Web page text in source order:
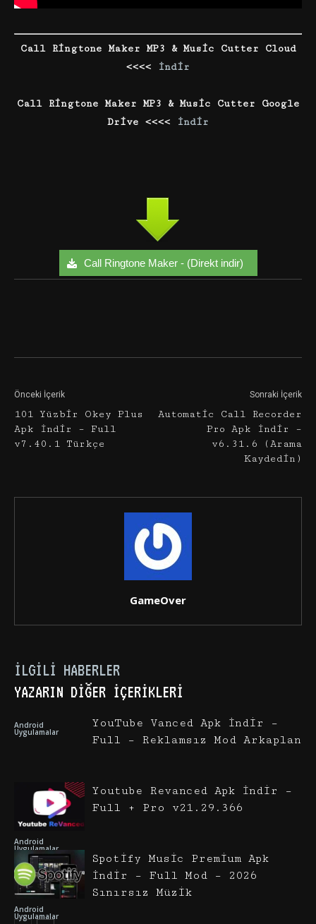
Call Ringtone Maker MP3 & Music Cutter Cloud
<<<<
İndir
Call Ringtone Maker MP3 & Music Cutter Google
Drive <<<<
İndir
Call Ringtone Maker - (Direkt indir)
Önceki İçerik
101 Yüzbir Okey Plus
Apk İndir – Full
v7.40.1 Türkçe
Sonraki İçerik
Automatic Call Recorder
Pro Apk İndir –
v6.31.6 (Arama
Kaydedin)
GameOver
İLGILI HABERLER
YAZARIN DIĞER İÇERIKLERI
Android
Uygulamalar
YouTube Vanced Apk İndir –
Full – Reklamsız Mod Arkaplan
Android
Uygulamalar
Youtube Revanced Apk İndir –
Full + Pro v21.29.366
Android
Uygulamalar
Spotify Music Premium Apk
İndir – Full Mod – 2026
Sınırsız Müzik